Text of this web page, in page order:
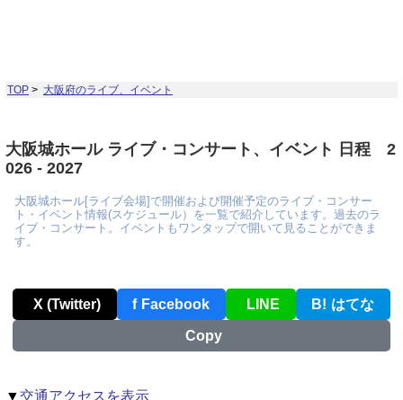
TOP > 大阪府のライブ、イベント
大阪城ホール ライブ・コンサート、イベント 日程 2
026 - 2027
大阪城ホール[ライブ会場]で開催および開催予定のライブ・コンサー
ト・イベント情報(スケジュール）を一覧で紹介しています。過去のラ
イブ・コンサート。イベントもワンタップで開いて見ることができま
す。
X (Twitter) f Facebook LINE B! はてな
Copy
▼交通アクセスを表示